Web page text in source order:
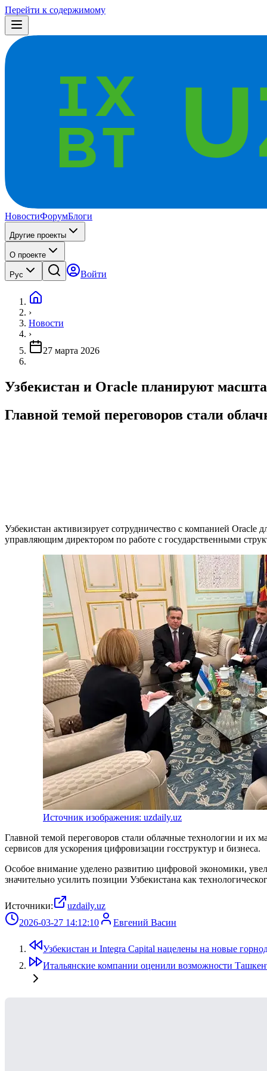
Перейти к содержимому
НовостиФорумБлоги
Другие проекты
О проекте
Рус Войти
›
Новости
›
27 марта 2026
Узбекистан и Oracle планируют
Главной темой переговоров стали
Узбекистан активизирует сотрудничество с компанией
управляющим директором по работе с государственными
Источник изображения: uzdaily.uz
Главной темой переговоров стали облачные технологии и их
сервисов для ускорения цифровизации госструктур и бизнеса.
Особое внимание уделено развитию цифровой экономики,
значительно усилить позиции Узбекистана как
Источники:
uzdaily.uz
2026-03-27 14:12:10
Евгений Васин
Узбекистан и Integra Capital нацелены на новые
Итальянские компании оценили возможности